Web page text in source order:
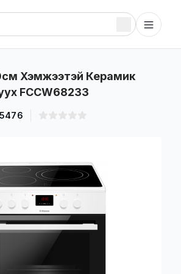
Хэмжээтэй Керамик
FCCW68233